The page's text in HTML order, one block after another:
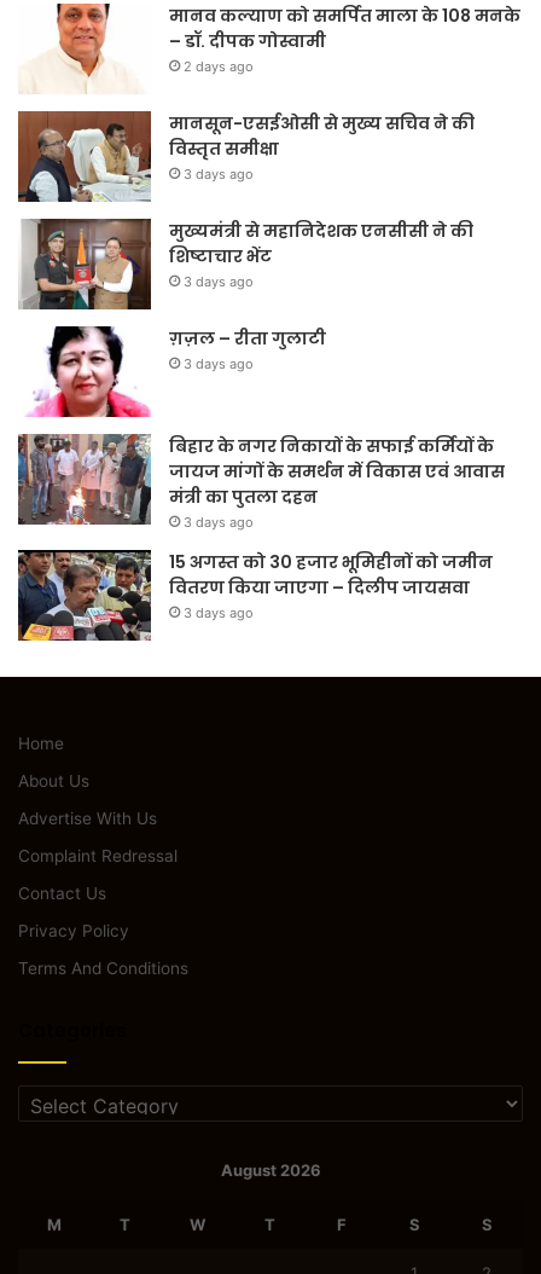
मानव कल्याण को समर्पित माला के 108 मनके
– डॉ. दीपक गोस्वामी
2 days ago
मानसून-एसईओसी से मुख्य सचिव ने की
विस्तृत समीक्षा
3 days ago
मुख्यमंत्री से महानिदेशक एनसीसी ने की
शिष्टाचार भेंट
3 days ago
ग़ज़ल – रीता गुलाटी
3 days ago
बिहार के नगर निकायों के सफाई कर्मियों के
जायज मांगों के समर्थन में विकास एवं आवास
मंत्री का पुतला दहन
3 days ago
15 अगस्त को 30 हजार भूमिहीनों को जमीन
वितरण किया जाएगा – दिलीप जायसवा
3 days ago
Home
About Us
Advertise With Us
Complaint Redressal
Contact Us
Privacy Policy
Terms And Conditions
Categories
August 2026
M T W T F S S